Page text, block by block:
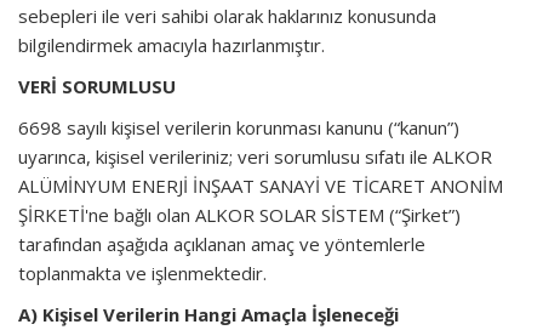
sebepleri ile veri sahibi olarak haklarınız konusunda
bilgilendirmek amacıyla hazırlanmıştır.
VERİ SORUMLUSU
6698 sayılı kişisel verilerin korunması kanunu (“kanun”)
uyarınca, kişisel verileriniz; veri sorumlusu sıfatı ile ALKOR
ALÜMİNYUM ENERJİ İNŞAAT SANAYİ VE TİCARET ANONİM
ŞİRKETİ'ne bağlı olan ALKOR SOLAR SİSTEM (“Şirket”)
tarafından aşağıda açıklanan amaç ve yöntemlerle
toplanmakta ve işlenmektedir.
A) Kişisel Verilerin Hangi Amaçla İşleneceği